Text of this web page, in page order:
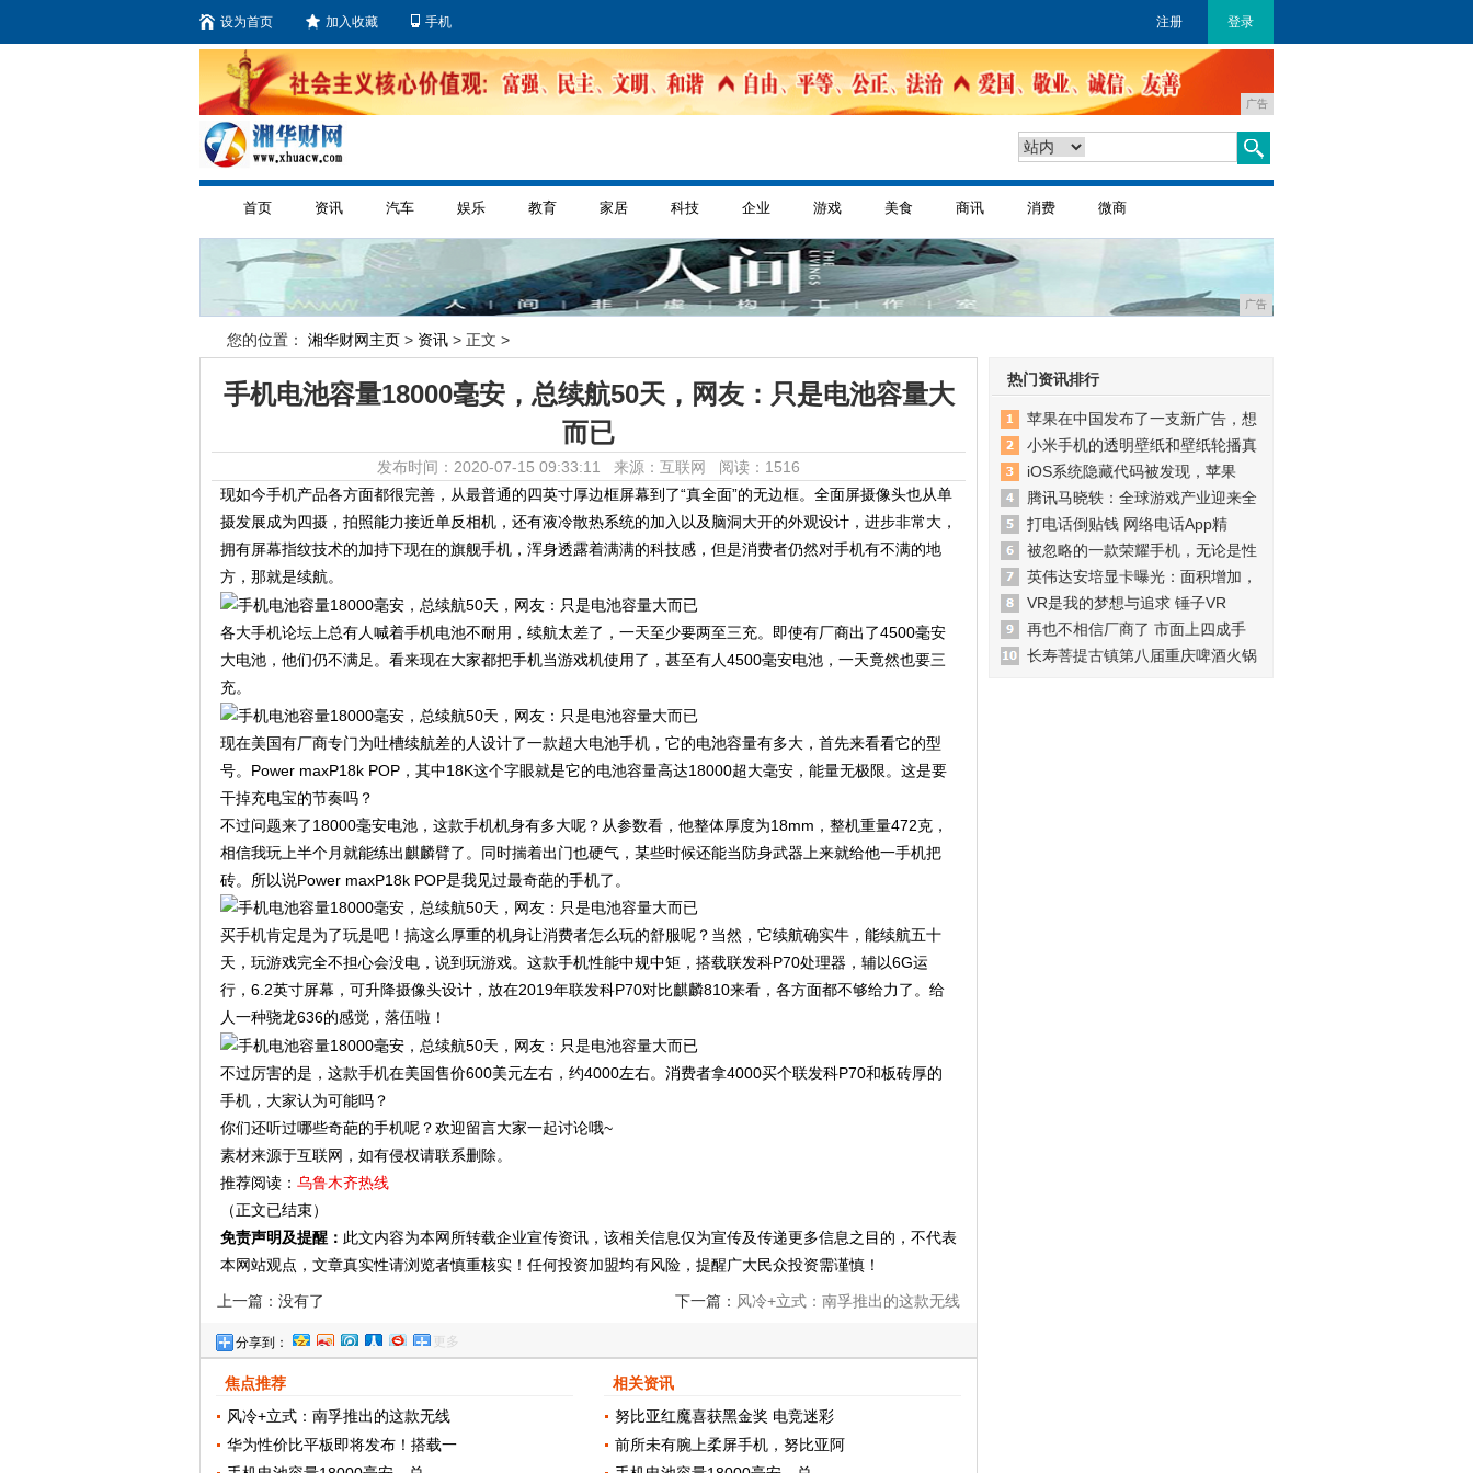
设为首页 加入收藏 手机 注册 登录
广告
首页 资讯 汽车 娱乐 教育 家居 科技 企业 游戏 美食 商讯 消费 微商
广告
您的位置： 湘华财网主页 > 资讯 > 正文 >
手机电池容量18000毫安，总续航50天，网友：只是电池容量大
而已
发布时间：2020-07-15 09:33:11 来源：互联网 阅读：1516
现如今手机产品各方面都很完善，从最普通的四英寸厚边框屏幕到了“真全面”的无边框。全面屏摄像头也从单
摄发展成为四摄，拍照能力接近单反相机，还有液冷散热系统的加入以及脑洞大开的外观设计，进步非常大，
拥有屏幕指纹技术的加持下现在的旗舰手机，浑身透露着满满的科技感，但是消费者仍然对手机有不满的地
方，那就是续航。
各大手机论坛上总有人喊着手机电池不耐用，续航太差了，一天至少要两至三充。即使有厂商出了4500毫安
大电池，他们仍不满足。看来现在大家都把手机当游戏机使用了，甚至有人4500毫安电池，一天竟然也要三
充。
现在美国有厂商专门为吐槽续航差的人设计了一款超大电池手机，它的电池容量有多大，首先来看看它的型
号。Power maxP18k POP，其中18K这个字眼就是它的电池容量高达18000超大毫安，能量无极限。这是要
干掉充电宝的节奏吗？
不过问题来了18000毫安电池，这款手机机身有多大呢？从参数看，他整体厚度为18mm，整机重量472克，
相信我玩上半个月就能练出麒麟臂了。同时揣着出门也硬气，某些时候还能当防身武器上来就给他一手机把
砖。所以说Power maxP18k POP是我见过最奇葩的手机了。
买手机肯定是为了玩是吧！搞这么厚重的机身让消费者怎么玩的舒服呢？当然，它续航确实牛，能续航五十
天，玩游戏完全不担心会没电，说到玩游戏。这款手机性能中规中矩，搭载联发科P70处理器，辅以6G运
行，6.2英寸屏幕，可升降摄像头设计，放在2019年联发科P70对比麒麟810来看，各方面都不够给力了。给
人一种骁龙636的感觉，落伍啦！
不过厉害的是，这款手机在美国售价600美元左右，约4000左右。消费者拿4000买个联发科P70和板砖厚的
手机，大家认为可能吗？
你们还听过哪些奇葩的手机呢？欢迎留言大家一起讨论哦~
素材来源于互联网，如有侵权请联系删除。
推荐阅读： 乌鲁木齐热线
（正文已结束）
免责声明及提醒： 此文内容为本网所转载企业宣传资讯，该相关信息仅为宣传及传递更多信息之目的，不代表
本网站观点，文章真实性请浏览者慎重核实！任何投资加盟均有风险，提醒广大民众投资需谨慎！
上一篇：没有了 下一篇： 风冷+立式：南孚推出的这款无线
分享到： 更多
焦点推荐
风冷+立式：南孚推出的这款无线
华为性价比平板即将发布！搭载一
相关资讯
努比亚红魔喜获黑金奖 电竞迷彩
前所未有腕上柔屏手机，努比亚阿
热门资讯排行
苹果在中国发布了一支新广告，想
小米手机的透明壁纸和壁纸轮播真
iOS系统隐藏代码被发现，苹果
腾讯马晓轶：全球游戏产业迎来全
打电话倒贴钱 网络电话App精
被忽略的一款荣耀手机，无论是性
英伟达安培显卡曝光：面积增加，
VR是我的梦想与追求 锤子VR
再也不相信厂商了 市面上四成手
长寿菩提古镇第八届重庆啤酒火锅